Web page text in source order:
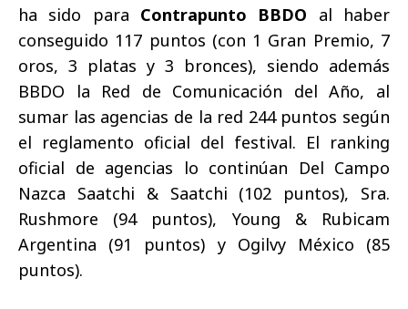
ha sido para Contrapunto BBDO al haber
conseguido 117 puntos (con 1 Gran Premio, 7
oros, 3 platas y 3 bronces), siendo además
BBDO la Red de Comunicación del Año, al
sumar las agencias de la red 244 puntos según
el reglamento oficial del festival. El ranking
oficial de agencias lo continúan Del Campo
Nazca Saatchi & Saatchi (102 puntos), Sra.
Rushmore (94 puntos), Young & Rubicam
Argentina (91 puntos) y Ogilvy México (85
puntos).